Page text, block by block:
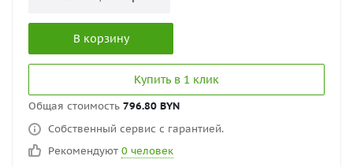
В корзину
Купить в 1 клик
Общая стоимость 796.80 BYN
Собственный сервис с гарантией.
Рекомендуют 0 человек